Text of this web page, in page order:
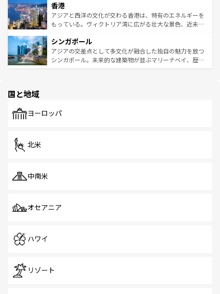
とつ。フォーやバインミー、ベトナムコーヒーなどは、ぜ
ひ現地で味わいたい。どの地域を訪れてもあたたかい人々
が旅行者を迎えてくれるので、きっと忘れられない旅にな
参照してほしい。
の活気が交差している。北部ではチェンマイなどの山岳地
帯で自然と触れ合い、南部ではプーケットやクラビの美し
いビーチでリゾート気分を楽しむことができる。タイ料理
激する。気候は一年中温暖で、どの季節にも異なる楽しみ
が待っている。親しみやすいタイの人々、仏教を中心とし
た文化、そして多様な観光資源が、訪れる旅人を魅了し続
香港
アジアと西洋の文化が交わる香港は、特有のエネルギーを
もっている。ヴィクトリア湾に広がる壮大な景色、近未来
み、どこを訪れても感動するはず。観光スポットが密集し
ており、効率よく見どころを回れるのも魅力。息をのむよ
うな絶景から文化的な体験まで、香港を存分に楽しみ尽く
シンガポール
アジアの交差点として多文化が融合した独自の魅力を放つ
シンガポール。未来的な建築物が並ぶマリーナベイ、歴史
で、ホーカーズは地元の風情を楽しめる外せないスポット
国と地域
ヨーロッパ
北米
中南米
オセアニア
ハワイ
リゾート